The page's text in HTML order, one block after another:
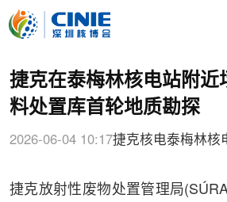
捷克在泰梅林核电站附近
料处置库首轮地质勘探
2026-06-04 10:17捷克核电泰梅林核
捷克放射性废物处置管理局